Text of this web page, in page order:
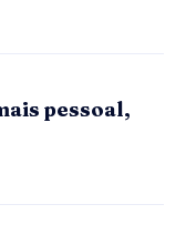
pessoal,